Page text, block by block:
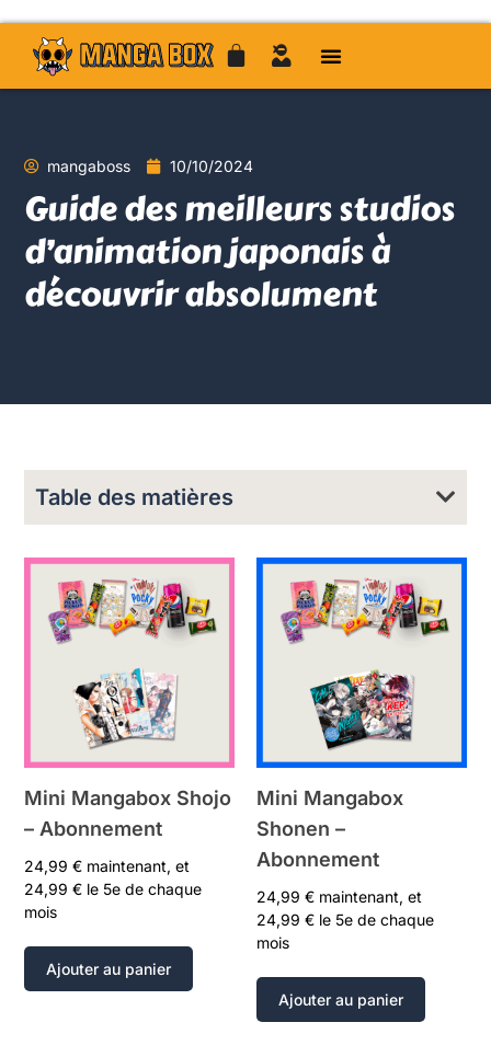
mangaboss 10/10/2024
Guide des meilleurs studios
d’animation japonais à
découvrir absolument
Table des matières
Mini Mangabox Shojo
– Abonnement
24,99€ maintenant, et
24,99€ le 5e de chaque
mois
Ajouter au panier
Mini Mangabox
Shonen –
Abonnement
24,99 € maintenant, et
24,99 € le 5e de chaque
mois
Ajouter au panier